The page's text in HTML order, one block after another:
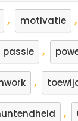
, motivatie ,
passie ,
,
,